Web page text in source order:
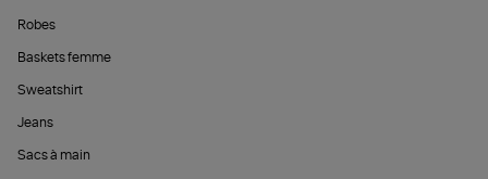
Robes
Baskets femme
Sweatshirt
Jeans
Sacs à main